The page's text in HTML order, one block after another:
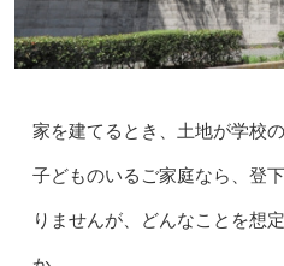
家を建てるとき、土地が学校
子どものいるご家庭なら、登
りませんが、どんなことを想